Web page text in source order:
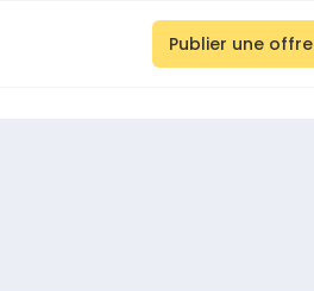
Publier une offre